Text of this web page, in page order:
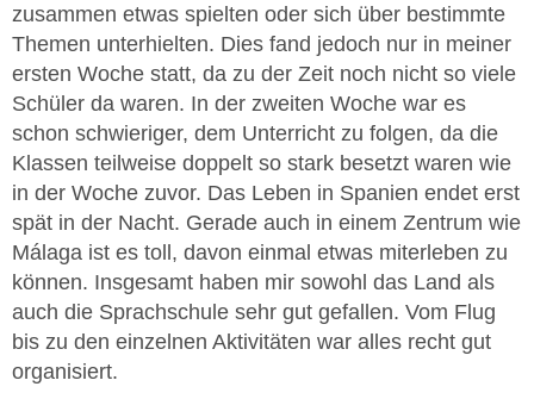
zusammen etwas spielten oder sich über bestimmte
Themen unterhielten. Dies fand jedoch nur in meiner
ersten Woche statt, da zu der Zeit noch nicht so viele
Schüler da waren. In der zweiten Woche war es
schon schwieriger, dem Unterricht zu folgen, da die
Klassen teilweise doppelt so stark besetzt waren wie
in der Woche zuvor. Das Leben in Spanien endet erst
spät in der Nacht. Gerade auch in einem Zentrum wie
Málaga ist es toll, davon einmal etwas miterleben zu
können. Insgesamt haben mir sowohl das Land als
auch die Sprachschule sehr gut gefallen. Vom Flug
bis zu den einzelnen Aktivitäten war alles recht gut
organisiert.